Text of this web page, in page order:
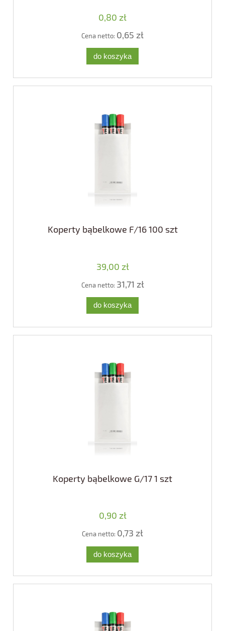
0,80 zł
Cena netto: 0,65 zł
do koszyka
Koperty bąbelkowe F/16 100 szt
39,00 zł
Cena netto: 31,71 zł
do koszyka
Koperty bąbelkowe G/17 1 szt
0,90 zł
Cena netto: 0,73 zł
do koszyka